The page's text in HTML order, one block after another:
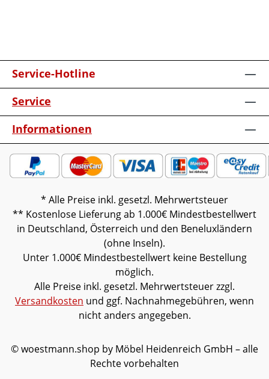
Service-Hotline
Service
Informationen
* Alle Preise inkl. gesetzl. Mehrwertsteuer
** Kostenlose Lieferung ab 1.000€ Mindestbestellwert
in Deutschland, Österreich und den Beneluxländern
(ohne Inseln).
Unter 1.000€ Mindestbestellwert keine Bestellung
möglich.
Alle Preise inkl. gesetzl. Mehrwertsteuer zzgl.
Versandkosten und ggf. Nachnahmegebühren, wenn
nicht anders angegeben.
© woestmann.shop by Möbel Heidenreich GmbH – alle
Rechte vorbehalten